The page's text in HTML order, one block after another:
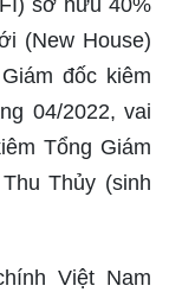
sở hữu 40%
(New House)
đốc kiêm
04/2022, vai
Tổng Giám
Thủy (sinh
Việt Nam